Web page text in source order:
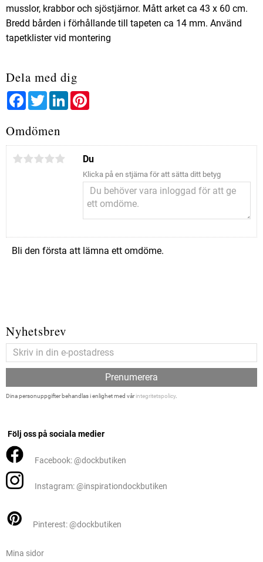
musslor, krabbor och sjöstjärnor. Mått arket ca 43 x 60 cm.
Bredd bården i förhållande till tapeten ca 14 mm. Använd
tapetklister vid montering
Dela med dig
FacebookTwitterLinkedIn
Omdömen
Du
Klicka på en stjärna för att sätta ditt betyg
Bli den första att lämna ett omdöme.
Nyhetsbrev
Prenumerera
Dina personuppgifter behandlas i enlighet med vårintegritetspolicy.
Följ oss på sociala medier
Facebook: @dockbutiken
Instagram: @inspirationdockbutiken
Pinterest: @dockbutiken
Mina sidor